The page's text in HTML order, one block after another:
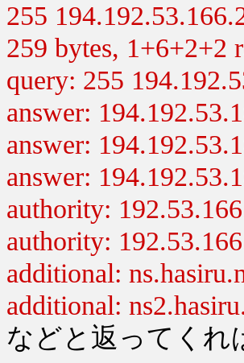
255
259 bytes, 1+6+2+2
query: 255
answer:
answer:
answer:
authority:
authority:
additional:
additional:
などと返ってくれ